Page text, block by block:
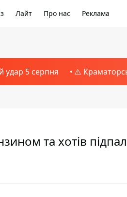
Лайт Про нас Реклама
удар 5 серпня ⚠️
та хотів